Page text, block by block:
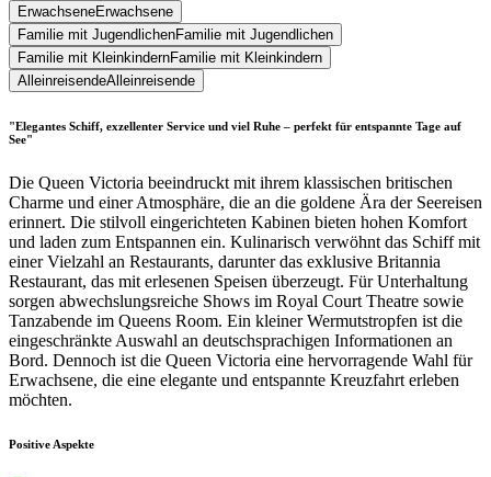
ErwachseneErwachsene
Familie mit JugendlichenFamilie mit Jugendlichen
Familie mit KleinkindernFamilie mit Kleinkindern
AlleinreisendeAlleinreisende
"Elegantes Schiff, exzellenter Service und viel Ruhe – perfekt für entspannte Tage auf
See"
Die Queen Victoria beeindruckt mit ihrem klassischen britischen
Charme und einer Atmosphäre, die an die goldene Ära der Seereisen
erinnert. Die stilvoll eingerichteten Kabinen bieten hohen Komfort
und laden zum Entspannen ein. Kulinarisch verwöhnt das Schiff mit
einer Vielzahl an Restaurants, darunter das exklusive Britannia
Restaurant, das mit erlesenen Speisen überzeugt. Für Unterhaltung
sorgen abwechslungsreiche Shows im Royal Court Theatre sowie
Tanzabende im Queens Room. Ein kleiner Wermutstropfen ist die
eingeschränkte Auswahl an deutschsprachigen Informationen an
Bord. Dennoch ist die Queen Victoria eine hervorragende Wahl für
Erwachsene, die eine elegante und entspannte Kreuzfahrt erleben
möchten.
Positive Aspekte